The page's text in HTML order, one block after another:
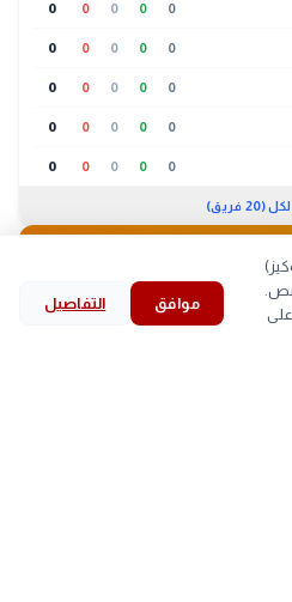
0
0
0
0
0
0
0
0
0
0
0
0
0
0
0
0
0
0
0
0
0
0
0
0
0
فريق)
كتاكيت بط history
bookmark
search موافق التفاصيل